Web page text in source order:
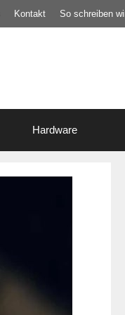
Kontakt So schreiben
Hardware